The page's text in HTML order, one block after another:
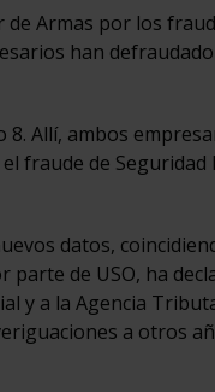
de Armas por los
han
Allí, ambos
fraude de Seguridad
datos,
de USO, ha
y a la Agencia
a otros